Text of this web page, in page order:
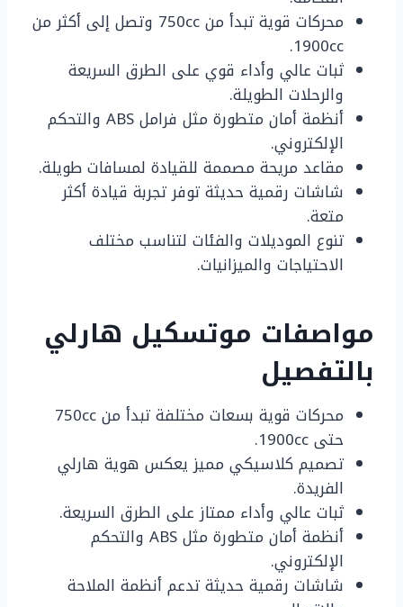
محركات قوية تبدأ من 750cc وتصل إلى أكثر من
1900cc.
ثبات عالي وأداء قوي على الطرق السريعة
والرحلات الطويلة.
أنظمة أمان متطورة مثل فرامل ABS والتحكم
الإلكتروني.
مقاعد مريحة مصممة للقيادة لمسافات طويلة.
شاشات رقمية حديثة توفر تجربة قيادة أكثر
متعة.
تنوع الموديلات والفئات لتناسب مختلف
الاحتياجات والميزانيات.
مواصفات موتسكيل هارلي
بالتفصيل
محركات قوية بسعات مختلفة تبدأ من 750cc
حتى 1900cc.
تصميم كلاسيكي مميز يعكس هوية هارلي
الفريدة.
ثبات عالي وأداء ممتاز على الطرق السريعة.
أنظمة أمان متطورة مثل ABS والتحكم
الإلكتروني.
شاشات رقمية حديثة تدعم أنظمة الملاحة